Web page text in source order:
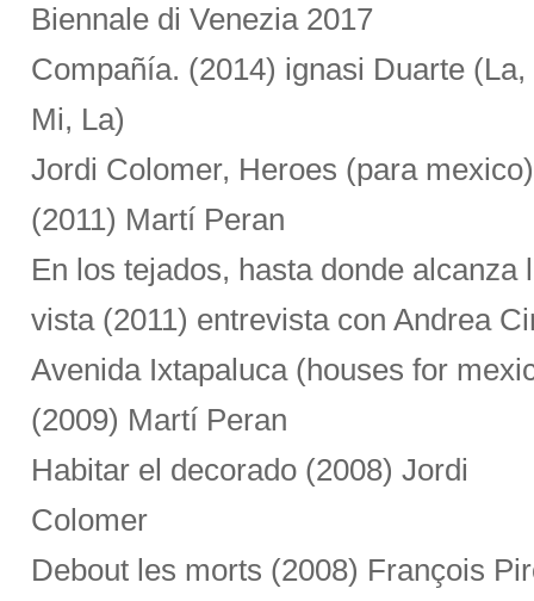
Biennale di Venezia 2017
Compañía. (2014) ignasi Duarte (La,
Mi, La)
Jordi Colomer, Heroes (para mexico)
(2011) Martí Peran
En los tejados, hasta donde alcanza
vista (2011) entrevista con Andrea
Avenida Ixtapaluca (houses for
(2009) Martí Peran
Habitar el decorado (2008) Jordi
Colomer
Debout les morts (2008) François